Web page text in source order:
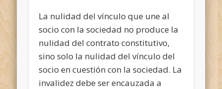
La nulidad del vínculo que une al
socio con la sociedad no produce la
nulidad del contrato constitutivo,
sino solo la nulidad del vínculo del
socio en cuestión con la sociedad. La
invalidez debe ser encauzada a